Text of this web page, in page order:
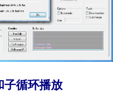
子循环播放